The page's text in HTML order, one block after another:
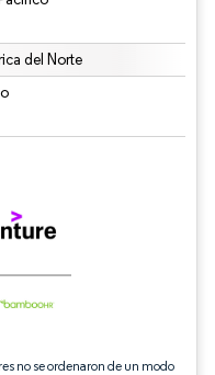
del Norte
no se ordenaron de un modo
atribución según CC BY 4.0.